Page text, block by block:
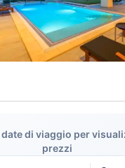
date di viaggio per
prezzi